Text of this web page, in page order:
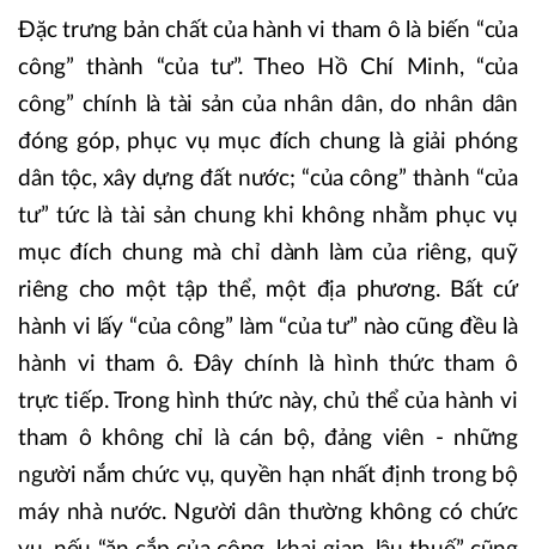
Đặc trưng bản chất của hành vi tham ô là biến “của
công” thành “của tư”. Theo Hồ Chí Minh, “của
công” chính là tài sản của nhân dân, do nhân dân
đóng góp, phục vụ mục đích chung là giải phóng
dân tộc, xây dựng đất nước; “của công” thành “của
tư” tức là tài sản chung khi không nhằm phục vụ
mục đích chung mà chỉ dành làm của riêng, quỹ
riêng cho một tập thể, một địa phương. Bất cứ
hành vi lấy “của công” làm “của tư” nào cũng đều là
hành vi tham ô. Đây chính là hình thức tham ô
trực tiếp. Trong hình thức này, chủ thể của hành vi
tham ô không chỉ là cán bộ, đảng viên - những
người nắm chức vụ, quyền hạn nhất định trong bộ
máy nhà nước. Người dân thường không có chức